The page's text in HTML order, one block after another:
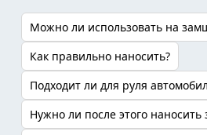
Можно ли использовать на
Как правильно наносить?
Подходит ли для руля
Нужно ли после этого наносить